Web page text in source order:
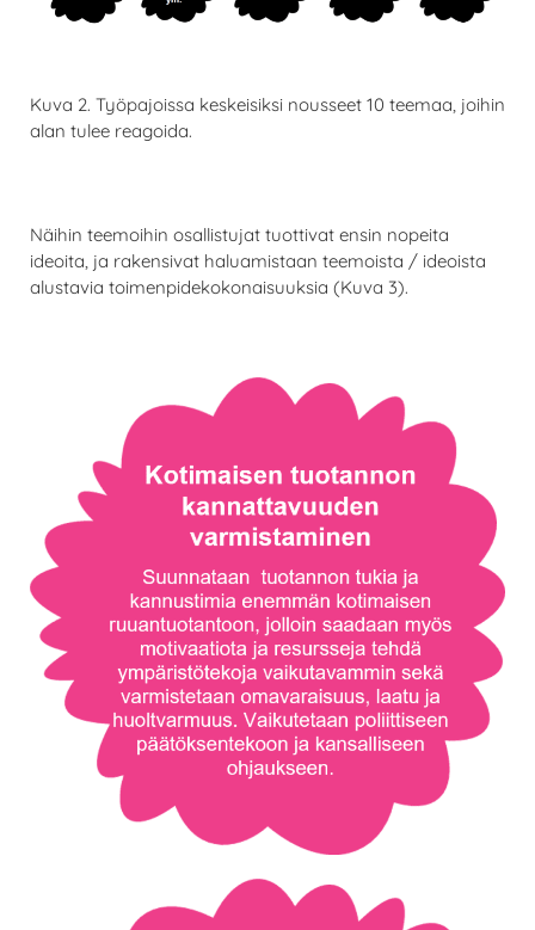
Kuva 2. Työpajoissa keskeisiksi nousseet 10 teemaa, joihin
alan tulee reagoida.
Näihin teemoihin osallistujat tuottivat ensin nopeita
ideoita, ja rakensivat haluamistaan teemoista / ideoista
alustavia toimenpidekokonaisuuksia (Kuva 3).